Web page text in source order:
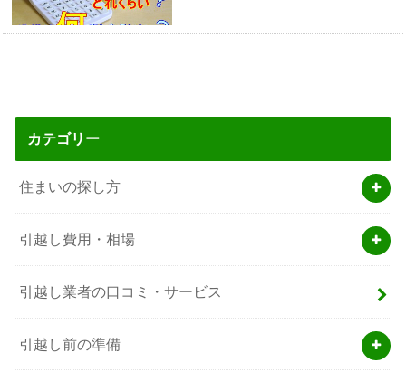
カテゴリー
住まいの探し方
引越し費用・相場
引越し業者の口コミ・サービス
引越し前の準備